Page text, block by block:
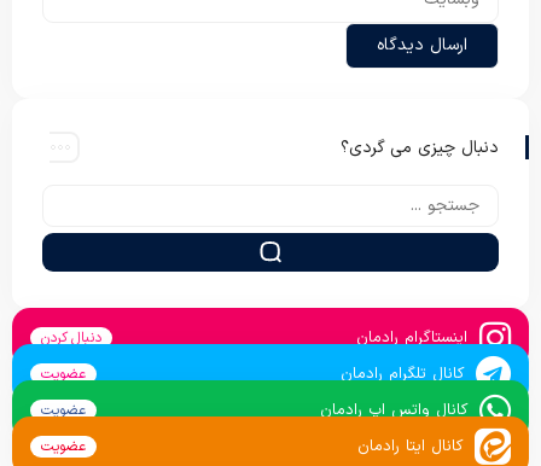
دنبال چیزی می گردی؟
اینستاگرام رادمان دنبال کردن
کانال تلگرام رادمان عضویت
کانال واتس اپ رادمان عضویت
کانال ایتا رادمان عضویت